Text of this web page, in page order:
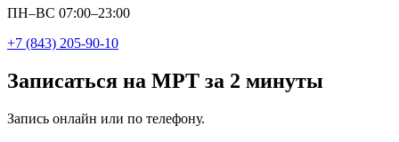
ПН–ВС 07:00–23:00
+7 (843) 205-90-10
Записаться на МРТ за 2 минуты
Запись онлайн или по телефону.